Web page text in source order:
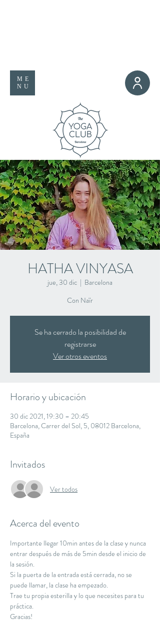
ME
NU
HATHA VINYASA
jue, 30 dic
  |
Barcelona
Con Naïr
Se ha cerrado la posibilidad de
registrarse
Ver otros eventos
Horario y ubicación
30 dic 2021, 19:30 – 20:45
Barcelona, Carrer del Sol, 5, 08012 Barcelona,
España
Invitados
Ver todos
Acerca del evento
Importante llegar 10min antes de la clase y nunca
entrar después de más de 5min desde el inicio de
la sesión.
Si la puerta de la entrada está cerrada, no se
puede llamar, la clase ha empezado.
Trae tu propia esterilla y lo que necesites para tu
práctica.
Gracias!